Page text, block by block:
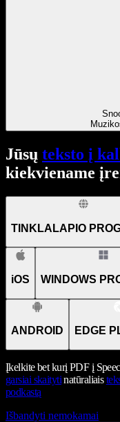
Jūsų teksto į
kiekviename
TINKLALAPIO
iOS WINDOWS
ANDROID EDGE
Įkelkite bet kurį PDF į
garsiai skaitytinatūraliais
podkastą
Išbandyti nemokamai